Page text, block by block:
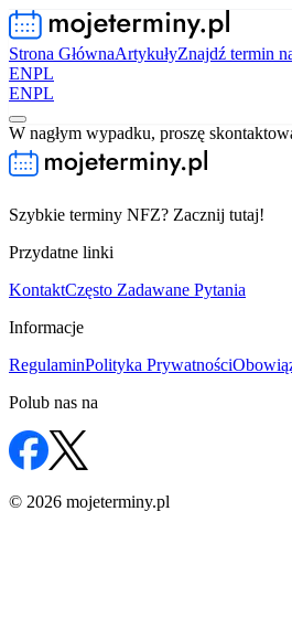
Strona GłównaArtykułyZnajdź termin
ENPL
ENPL
W nagłym wypadku, proszę
Szybkie terminy NFZ? Zacznij tutaj!
Przydatne linki
KontaktCzęsto Zadawane Pytania
Informacje
RegulaminPolityka Prywatności
Polub nas na
© 2026 mojeterminy.pl